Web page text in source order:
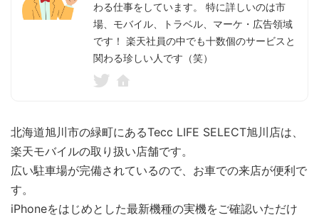
わる仕事をしています。 特に詳しいのは市
場、モバイル、トラベル、マーケ・広告領域
です！ 楽天社員の中でも十数個のサービスと
関わる珍しい人です（笑）
北海道旭川市の緑町にあるTecc LIFE SELECT旭川店は、
楽天モバイルの取り扱い店舗です。
広い駐車場が完備されているので、お車での来店が便利で
す。
iPhoneをはじめとした最新機種の実機をご確認いただけ